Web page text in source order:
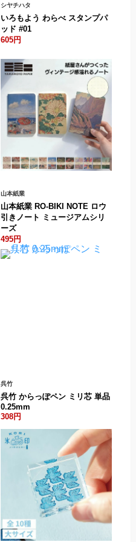
シヤチハタ
いろもよう わらべ スタンプパ
ッド #01
605円
山本紙業
山本紙業 RO-BIKI NOTE ロウ
引きノート ミュージアムシリ
ーズ
495円
呉竹
呉竹 からっぽペン ミリ芯 単品
0.25mm
308円